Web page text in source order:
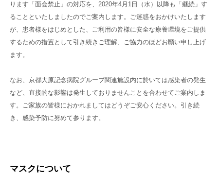
ります「面会禁止」の対応を、2020年4月1日（水）以降も「継続」す
ることといたしましたのでご案内します。ご迷惑をおかけいたします
が、患者様をはじめとした、ご利用の皆様に安全な療養環境をご提供
するための措置として引き続きご理解、ご協力のほどお願い申し上げ
ます。
なお、京都大原記念病院グループ関連施設内に於いては感染者の発生
など、直接的な影響は発生しておりませんことを合わせてご案内しま
す。ご家族の皆様におかれましてはどうぞご安心ください。引き続
き、感染予防に努めて参ります。
マスクについて